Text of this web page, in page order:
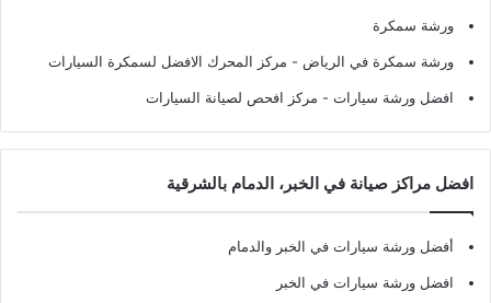
ورشة سمكرة
ورشة سمكرة في الرياض - مركز المحرك الافضل لسمكرة السيارات
افضل ورشة سيارات - مركز افحص لصيانة السيارات
افضل مراكز صيانة في الخبر، الدمام بالشرقية
أفضل ورشة سيارات في الخبر والدمام
افضل ورشة سيارات في الخبر